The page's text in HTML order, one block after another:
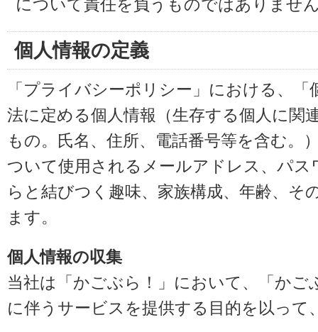
について責任を負うものではありませ
個人情報の定義
「プライバシーポリシー」における、
法に定める個人情報（生存する個人に関
もの。氏名、住所、電話番号等を含む。
ついて使用されるメールアドレス、パ
らと結びつく趣味、家族構成、年齢、そ
ます。
個人情報の収集
当社は「かごぶら！」において、「か
に伴うサービスを提供する目的を以って